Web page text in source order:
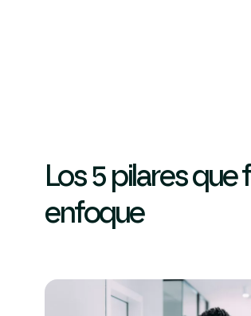
Los 5 pilares
enfoque